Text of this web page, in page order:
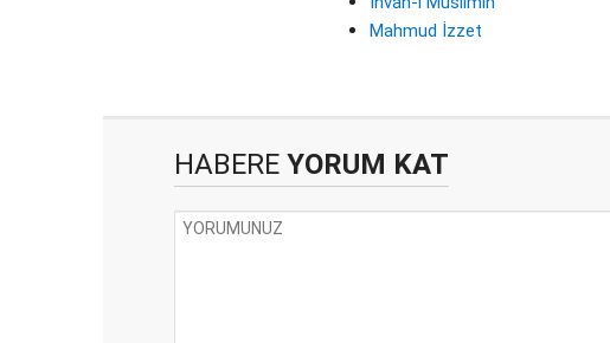
Mahmud İzzet
HABERE YORUM KAT